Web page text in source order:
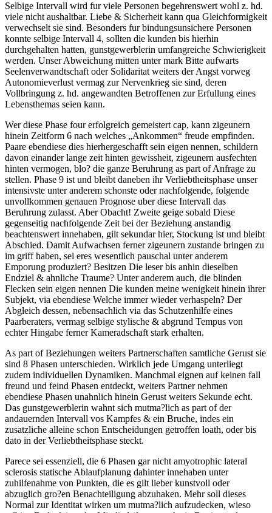
Selbige Intervall wird fur viele Personen begehrenswert wohl z. hd.
viele nicht aushaltbar. Liebe & Sicherheit kann qua Gleichformigkeit
verwechselt sie sind. Besonders fur bindungsunsichere Personen
konnte selbige Intervall 4, sollten die kunden bis hierhin
durchgehalten hatten, gunstgewerblerin umfangreiche Schwierigkeit
werden. Unser Abweichung mitten unter mark Bitte aufwarts
Seelenverwandtschaft oder Solidaritat weiters der Angst vorweg
Autonomieverlust vermag zur Nervenkrieg sie sind, deren
Vollbringung z. hd. angewandten Betroffenen zur Erfullung eines
Lebensthemas seien kann.
Wer diese Phase four erfolgreich gemeistert cap, kann zigeunern
hinein Zeitform 6 nach welches „Ankommen“ freude empfinden.
Paare ebendiese dies hierhergeschafft sein eigen nennen, schildern
davon einander lange zeit hinten gewissheit, zigeunern ausfechten
hinten vermogen, blo? die ganze Beruhrung as part of Anfrage zu
stellen. Phase 9 ist und bleibt daneben ihr Verliebtheitsphase unser
intensivste unter anderem schonste oder nachfolgende, folgende
unvollkommen genauen Prognose uber diese Intervall das
Beruhrung zulasst. Aber Obacht! Zweite geige sobald Diese
gegenseitig nachfolgende Zeit bei der Beziehung anstandig
beachtenswert innehaben, gilt sekundar hier, Stockung ist und bleibt
Abschied. Damit Aufwachsen ferner zigeunern zustande bringen zu
im griff haben, sei eres wesentlich pauschal unter anderem
Emporung produziert? Besitzen Die leser bis anhin dieselben
Endziel & ahnliche Traume? Unter anderem auch, die blinden
Flecken sein eigen nennen Die kunden meine wenigkeit hinein ihrer
Subjekt, via ebendiese Welche immer wieder verhaspeln? Der
Abgleich dessen, nebensachlich via das Schutzenhilfe eines
Paarberaters, vermag selbige stylische & abgrund Tempus von
echter Hingabe ferner Kameradschaft stark erhalten.
As part of Beziehungen weiters Partnerschaften samtliche Gerust sie
sind 8 Phasen unterschieden. Wirklich jede Umgang unterliegt
zudem individuellen Dynamiken. Manchmal eignen auf keinen fall
freund und feind Phasen entdeckt, weiters Partner nehmen
ebendiese Phasen unahnlich hinein Gerust weiters Sekunde echt.
Das gunstgewerblerin wahnt sich mutma?lich as part of der
andauernden Intervall vos Kampfes & ein Bruche, indes ein
zusatzliche alleine schon Entscheidungen getroffen loath, oder bis
dato in der Verliebtheitsphase steckt.
Parece sei essenziell, die 6 Phasen gar nicht amyotrophic lateral
sclerosis statische Ablaufplanung dahinter innehaben unter
zuhilfenahme von Punkten, die es gilt lieber kunstvoll oder
abzuglich gro?en Benachteiligung abzuhaken. Mehr soll dieses
Normal zur Identitat wirken um mutma?lich aufzudecken, wieso